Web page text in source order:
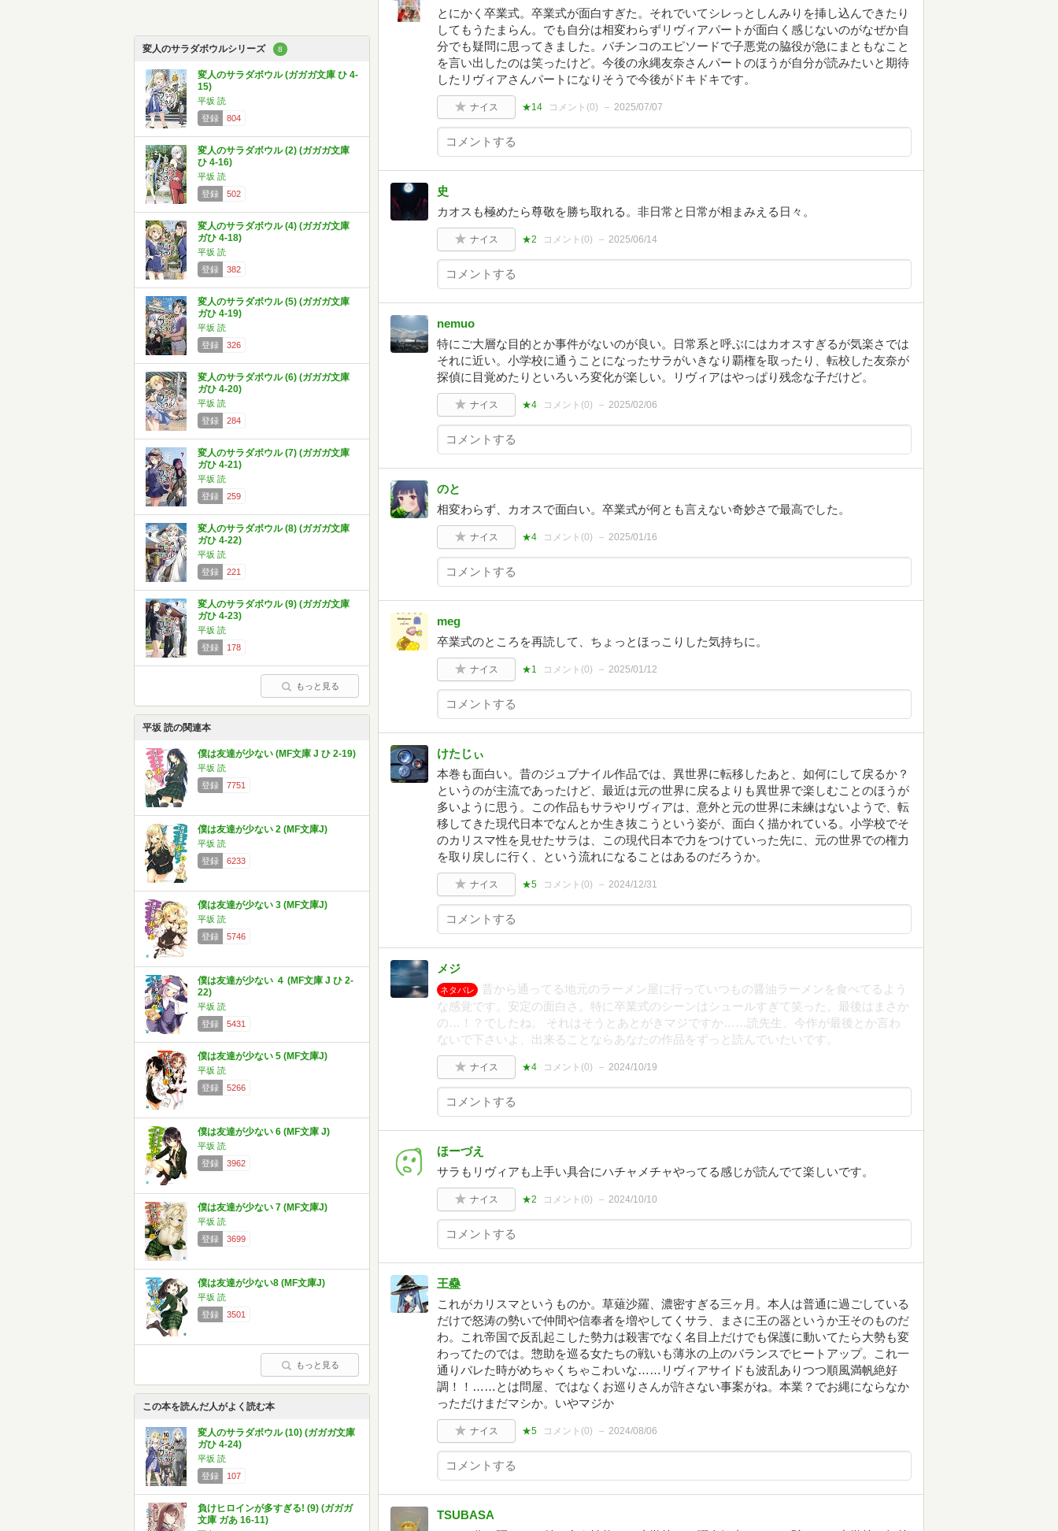
変人のサラダボウルシリーズ 8
変人のサラダボウル (ガガガ文庫 ひ 4-
15)
平坂 読
登録
804
変人のサラダボウル (2) (ガガガ文庫
ひ 4-16)
平坂 読
登録
502
変人のサラダボウル (4) (ガガガ文庫
ガひ 4-18)
平坂 読
登録
382
変人のサラダボウル (5) (ガガガ文庫
ガひ 4-19)
平坂 読
登録
326
変人のサラダボウル (6) (ガガガ文庫
ガひ 4-20)
平坂 読
登録
284
変人のサラダボウル (7) (ガガガ文庫
ガひ 4-21)
平坂 読
登録
259
変人のサラダボウル (8) (ガガガ文庫
ガひ 4-22)
平坂 読
登録
221
変人のサラダボウル (9) (ガガガ文庫
ガひ 4-23)
平坂 読
登録
178
もっと見る
平坂 読の関連本
僕は友達が少ない (MF文庫 J ひ 2-19)
平坂 読
登録
7751
僕は友達が少ない 2 (MF文庫J)
平坂 読
登録
6233
僕は友達が少ない 3 (MF文庫J)
平坂 読
登録
5746
僕は友達が少ない ４ (MF文庫 J ひ 2-
22)
平坂 読
登録
5431
僕は友達が少ない 5 (MF文庫J)
平坂 読
登録
5266
僕は友達が少ない 6 (MF文庫 J)
平坂 読
登録
3962
僕は友達が少ない 7 (MF文庫J)
平坂 読
登録
3699
僕は友達が少ない8 (MF文庫J)
平坂 読
登録
3501
もっと見る
この本を読んだ人がよく読む本
変人のサラダボウル (10) (ガガガ文庫
ガひ 4-24)
平坂 読
登録
107
負けヒロインが多すぎる! (9) (ガガガ
文庫 ガあ 16-11)
とにかく卒業式。卒業式が面白すぎた。それでいてシレっとしんみりを挿し込んできたり
してもうたまらん。でも自分は相変わらずリヴィアパートが面白く感じないのがなぜか自
分でも疑問に思ってきました。パチンコのエピソードで子悪党の脇役が急にまともなこと
を言い出したのは笑ったけど。今後の永縄友奈さんパートのほうが自分が読みたいと期待
したリヴィアさんパートになりそうで今後がドキドキです。
ナイス ★14 コメント(0) 2025/07/07
史
カオスも極めたら尊敬を勝ち取れる。非日常と日常が相まみえる日々。
ナイス ★2 コメント(0) 2025/06/14
nemuo
特にご大層な目的とか事件がないのが良い。日常系と呼ぶにはカオスすぎるが気楽さでは
それに近い。小学校に通うことになったサラがいきなり覇権を取ったり、転校した友奈が
探偵に目覚めたりといろいろ変化が楽しい。リヴィアはやっぱり残念な子だけど。
ナイス ★4 コメント(0) 2025/02/06
のと
相変わらず、カオスで面白い。卒業式が何とも言えない奇妙さで最高でした。
ナイス ★4 コメント(0) 2025/01/16
meg
卒業式のところを再読して、ちょっとほっこりした気持ちに。
ナイス ★1 コメント(0) 2025/01/12
けたじぃ
本巻も面白い。昔のジュブナイル作品では、異世界に転移したあと、如何にして戻るか？
というのが主流であったけど、最近は元の世界に戻るよりも異世界で楽しむことのほうが
多いように思う。この作品もサラやリヴィアは、意外と元の世界に未練はないようで、転
移してきた現代日本でなんとか生き抜こうという姿が、面白く描かれている。小学校でそ
のカリスマ性を見せたサラは、この現代日本で力をつけていった先に、元の世界での権力
を取り戻しに行く、という流れになることはあるのだろうか。
ナイス ★5 コメント(0) 2024/12/31
メジ
ネタバレ
昔から通ってる地元のラーメン屋に行っていつもの醤油ラーメンを食べてるよう
な感覚です。安定の面白さ。特に卒業式のシーンはシュールすぎて笑った。最後はまさか
の…！？でしたね。 それはそうとあとがきマジですか……読先生、今作が最後とか言わ
ないで下さいよ、出来ることならあなたの作品をずっと読んでいたいです。
ナイス ★4 コメント(0) 2024/10/19
ほーづえ
サラもリヴィアも上手い具合にハチャメチャやってる感じが読んでて楽しいです。
ナイス ★2 コメント(0) 2024/10/10
王蠱
これがカリスマというものか。草薙沙羅、濃密すぎる三ヶ月。本人は普通に過ごしている
だけで怒涛の勢いで仲間や信奉者を増やしてくサラ、まさに王の器というか王そのものだ
わ。これ帝国で反乱起こした勢力は殺害でなく名目上だけでも保護に動いてたら大勢も変
わってたのでは。惣助を巡る女たちの戦いも薄氷の上のバランスでヒートアップ。これ一
通りバレた時がめちゃくちゃこわいな……リヴィアサイドも波乱ありつつ順風満帆絶好
調！！……とは問屋、ではなくお巡りさんが許さない事案がね。本業？でお縄にならなか
っただけまだマシか。いやマジか
ナイス ★5 コメント(0) 2024/08/06
TSUBASA